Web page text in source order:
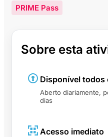
PRIME Pass
Sobre esta
Disponível todos
Aberto diariamente,
dias
Acesso imediato